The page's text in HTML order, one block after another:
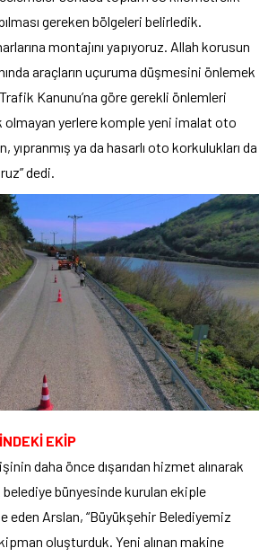
gereken bölgeleri belirledik.
montajını yapıyoruz. Allah korusun
araçların uçuruma düşmesini önlemek
Kanunu’na göre gerekli önlemleri
olmayan yerlere komple yeni imalat oto
ya da hasarlı oto korkulukları da
dedi.
EKİP
daha önce dışarıdan hizmet alınarak
belediye bünyesinde kurulan ekiple
Arslan, “Büyükşehir Belediyemiz
oluşturduk. Yeni alınan makine